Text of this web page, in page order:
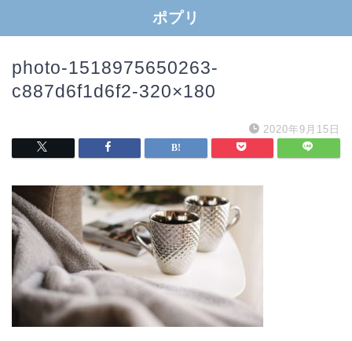
ポプリ
photo-1518975650263-
c887d6f1d6f2-320×180
2020年9月15日